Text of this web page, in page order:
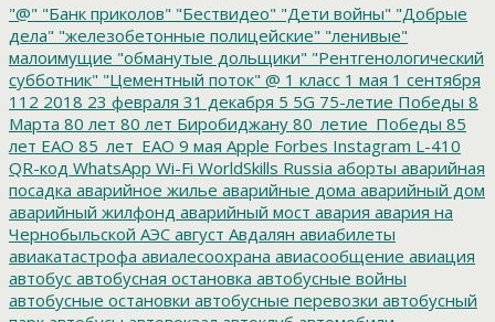
"@" "Банк приколов" "Бествидео" "Дети войны" "Добрые
дела" "железобетонные полицейские" "ленивые"
малоимущие "обманутые дольщики" "Рентгенологический
субботник" "Цементный поток" @ 1 класс 1 мая 1 сентября
112 2018 23 февраля 31 декабря 5 5G 75-летие Победы 8
Марта 80 лет 80 лет Биробиджану 80_летие_Победы 85
лет ЕАО 85_лет_ЕАО 9 мая Apple Forbes Instagram L-410
QR-код WhatsApp Wi-Fi WorldSkills Russia аборты аварийная
посадка аварийное жилье аварийные дома аварийный дом
аварийный жилфонд аварийный мост авария авария на
Чернобыльской АЭС август Авдалян авиабилеты
авиакатастрофа авиалесоохрана авиасообщение авиация
автобус автобусная остановка автобусные войны
автобусные остановки автобусные перевозки автобусный